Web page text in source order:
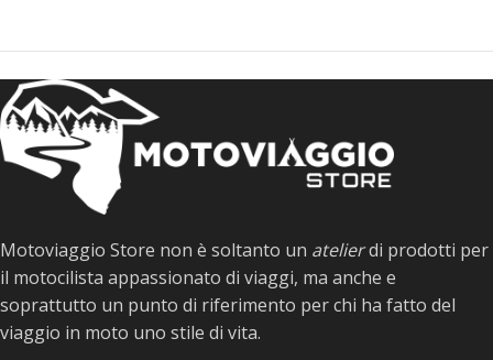
Motoviaggio Store non è soltanto un atelierdi prodotti per
il motocilista appassionato di viaggi, ma anche e
soprattutto un punto di riferimento per chi ha fatto del
viaggio in moto uno stile di vita.